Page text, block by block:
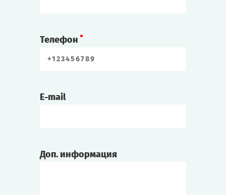
Телефон
E-mail
Доп. информация